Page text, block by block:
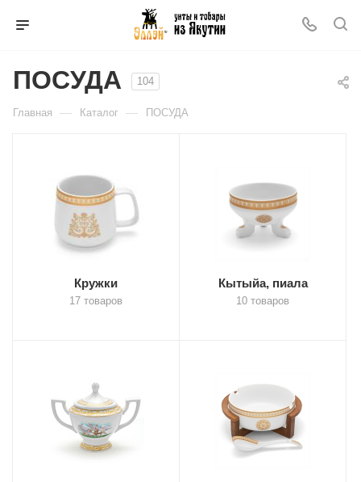
ПОСУДА 104
Главная — Каталог — ПОСУДА
Кружки
17 товаров
Кытыйа, пиала
10 товаров